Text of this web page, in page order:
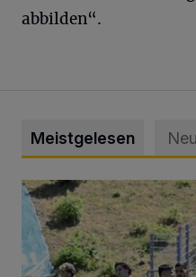
abbilden“.
Meistgelesen
Liveticker: Wuppertaler